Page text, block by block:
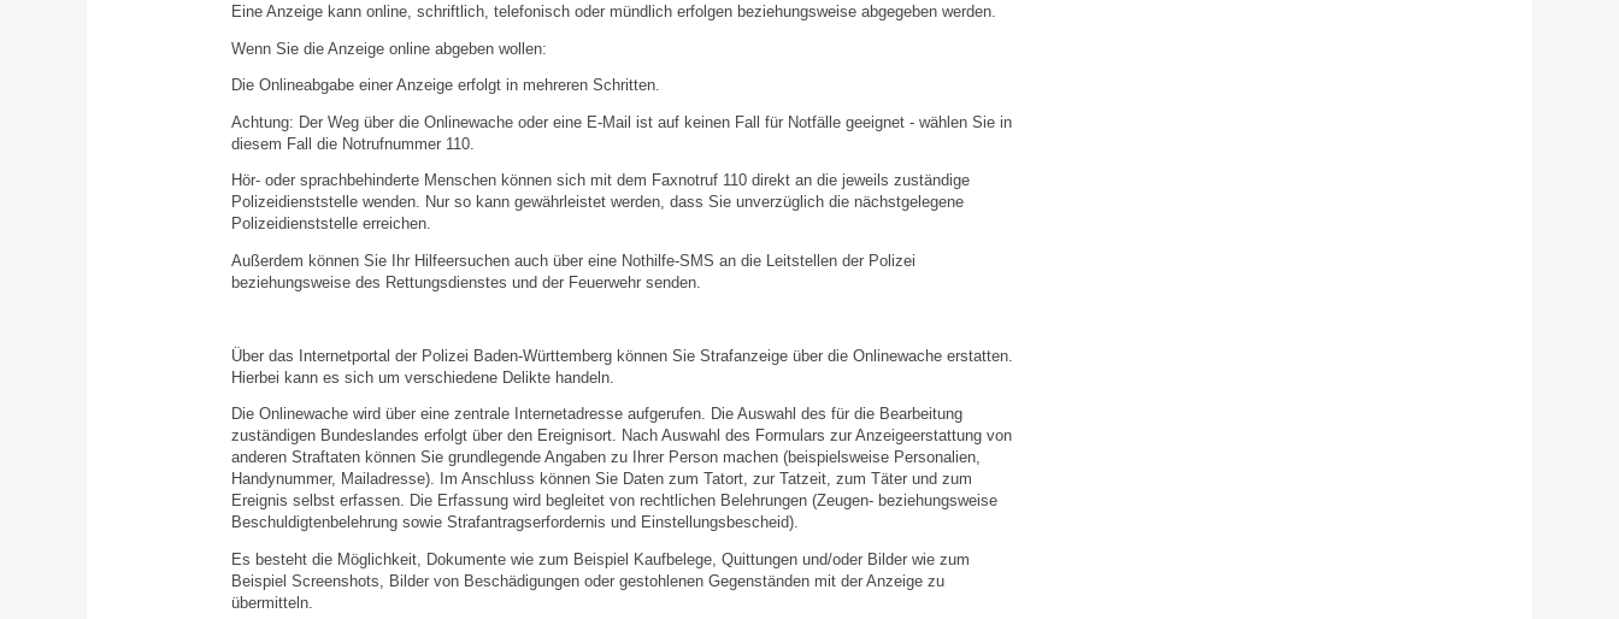
Bürgerservice
Gemeinderat
Gutachterausschuss
Leben
Bauen & Wohnen
NETZMonitor
Eine Anzeige kann online, schriftlich, telefonisch oder mündlich erfolgen beziehungsweise abgegeben werden.
Wenn Sie die Anzeige online abgeben wollen:
Die Onlineabgabe einer Anzeige erfolgt in mehreren Schritten.
Achtung: Der Weg über die Onlinewache oder eine E-Mail ist auf keinen Fall für Notfälle geeignet - wählen Sie in
diesem Fall die Notrufnummer 110.
Hör- oder sprachbehinderte Menschen können sich mit dem Faxnotruf 110 direkt an die jeweils zuständige
Polizeidienststelle wenden. Nur so kann gewährleistet werden, dass Sie unverzüglich die nächstgelegene
Polizeidienststelle erreichen.
Außerdem können Sie Ihr Hilfeersuchen auch über eine Nothilfe-SMS an die Leitstellen der Polizei
beziehungsweise des Rettungsdienstes und der Feuerwehr senden.
Über das Internetportal der Polizei Baden-Württemberg können Sie Strafanzeige über die Onlinewache erstatten.
Hierbei kann es sich um verschiedene Delikte handeln.
Die Onlinewache wird über eine zentrale Internetadresse aufgerufen. Die Auswahl des für die Bearbeitung
zuständigen Bundeslandes erfolgt über den Ereignisort. Nach Auswahl des Formulars zur Anzeigeerstattung von
anderen Straftaten können Sie grundlegende Angaben zu Ihrer Person machen (beispielsweise Personalien,
Handynummer, Mailadresse). Im Anschluss können Sie Daten zum Tatort, zur Tatzeit, zum Täter und zum
Ereignis selbst erfassen. Die Erfassung wird begleitet von rechtlichen Belehrungen (Zeugen- beziehungsweise
Beschuldigtenbelehrung sowie Strafantragserfordernis und Einstellungsbescheid).
Es besteht die Möglichkeit, Dokumente wie zum Beispiel Kaufbelege, Quittungen und/oder Bilder wie zum
Beispiel Screenshots, Bilder von Beschädigungen oder gestohlenen Gegenständen mit der Anzeige zu
übermitteln.